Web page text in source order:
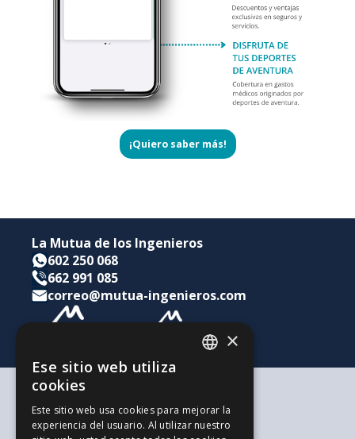
¡Quiero saber más!
La Mutua de los Ingenieros
602 250 068
662 991 085
correo@mutua-ingenieros.com
Según tus necesidades
Para ti y tu familia
ENGLISH
×
Ese sitio web utiliza
cookies
Este sitio web usa cookies para mejorar la
experiencia del usuario. Al utilizar nuestro